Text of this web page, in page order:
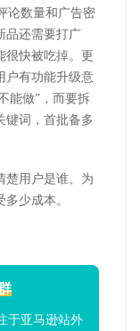
论数量和广告密
品还需要打广
很快被吃掉。更
户有功能升级意
能做”，而要拆
键词，首批备多
楚用户是谁、为
少成本。
于亚马逊站外